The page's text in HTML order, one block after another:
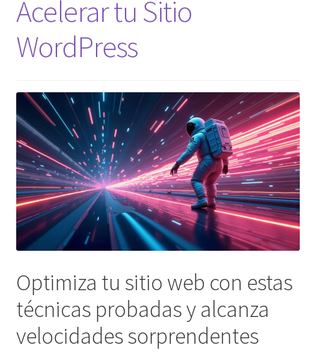
Cart
Checkout
Contáctanos
FAQs
manual de estilo
My account
new_coming_soon
Newsletter Popup
NUEVA ERA
Acelerar tu Sitio
WordPress
Optimiza tu sitio web con estas
técnicas probadas y alcanza
velocidades sorprendentes